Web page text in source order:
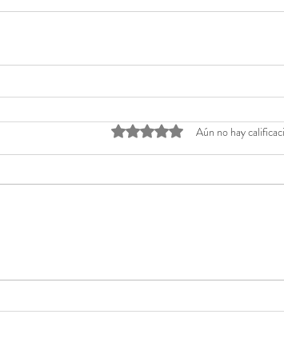
Obtuvo 0 de 5 estrellas.
Aún no hay